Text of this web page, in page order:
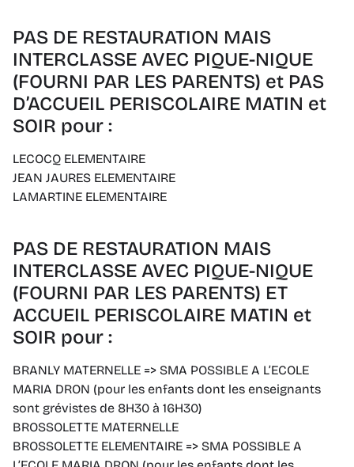
PAS DE RESTAURATION MAIS
INTERCLASSE AVEC PIQUE-NIQUE
(FOURNI PAR LES PARENTS) et PAS
D’ACCUEIL PERISCOLAIRE MATIN et
SOIR pour :
LECOCQ ELEMENTAIRE
JEAN JAURES ELEMENTAIRE
LAMARTINE ELEMENTAIRE
PAS DE RESTAURATION MAIS
INTERCLASSE AVEC PIQUE-NIQUE
(FOURNI PAR LES PARENTS) ET
ACCUEIL PERISCOLAIRE MATIN et
SOIR pour :
BRANLY MATERNELLE => SMA POSSIBLE A L’ECOLE
MARIA DRON (pour les enfants dont les enseignants
sont grévistes de 8H30 à 16H30)
BROSSOLETTE MATERNELLE
BROSSOLETTE ELEMENTAIRE => SMA POSSIBLE A